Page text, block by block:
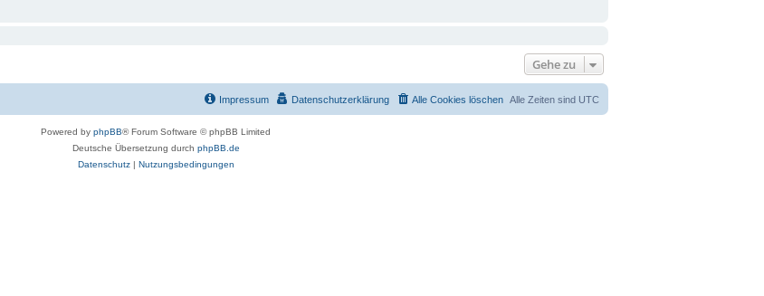
Gehe zu
Alle Zeiten sind UTC
Alle Cookies löschen
Datenschutzerklärung
Impressum
Powered by phpBB® Forum Software © phpBB Limited
Deutsche Übersetzung durch phpBB.de
Datenschutz| Nutzungsbedingungen